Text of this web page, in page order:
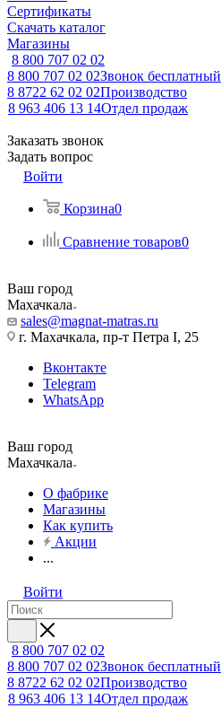
Сертификаты
Скачать каталог
Магазины
8 800 707 02 02
8 800 707 02 02Звонок бесплатный
8 8722 62 02 02Производство
8 963 406 13 14Отдел продаж
Заказать звонок
Задать вопрос
Войти
Корзина0
Сравнение товаров0
Ваш город
Махачкала
sales@magnat-matras.ru
г. Махачкала, пр-т Петра I, 25
Вконтакте
Telegram
WhatsApp
Ваш город
Махачкала
О фабрике
Магазины
Как купить
Акции
...
Войти
8 800 707 02 02
8 800 707 02 02Звонок бесплатный
8 8722 62 02 02Производство
8 963 406 13 14Отдел продаж